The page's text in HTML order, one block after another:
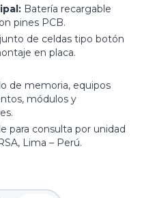
Batería recargable
pines PCB.
de celdas tipo botón
en placa.
de memoria, equipos
módulos y
para consulta por unidad
Lima – Perú.